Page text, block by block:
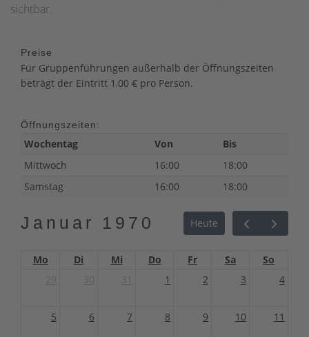
sichtbar.
Preise
Für Gruppenführungen außerhalb der Öffnungszeiten
beträgt der Eintritt 1,00 € pro Person.
Öffnungszeiten:
Wochentag Von
Bis
Mittwoch
16:00
18:00
Samstag
16:00 18:00
Januar 1970 Heute
Mo Di Mi Do Fr Sa
So
1 2 3 4
5 6 7 8 9 10 11